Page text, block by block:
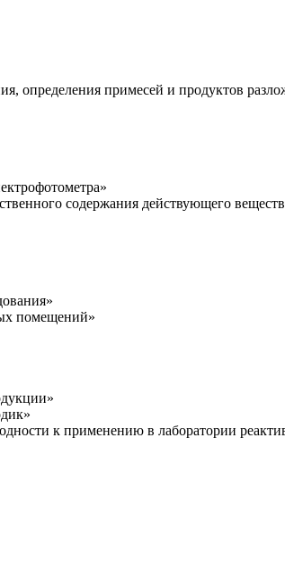
определения примесей и продуктов
содержания действующего
помещений»
к применению в лаборатории